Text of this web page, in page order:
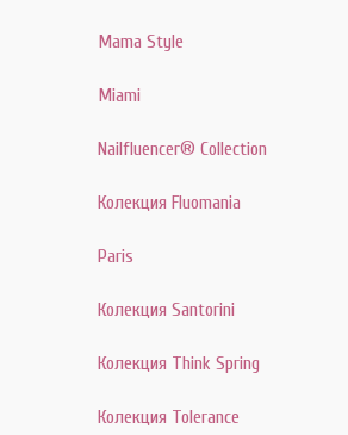
Mama Style
Miami
Nailfluencer® Collection
Колекция Fluomania
Paris
Колекция Santorini
Колекция Think Spring
Колекция Tolerance